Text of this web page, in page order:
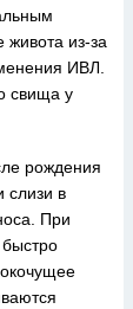
из-за
ИВЛ.
свища у
рождения
слизи в
При